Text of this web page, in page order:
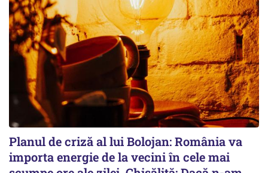
Planul de criză al lui Bolojan: România va
importa energie de la vecini în cele mai